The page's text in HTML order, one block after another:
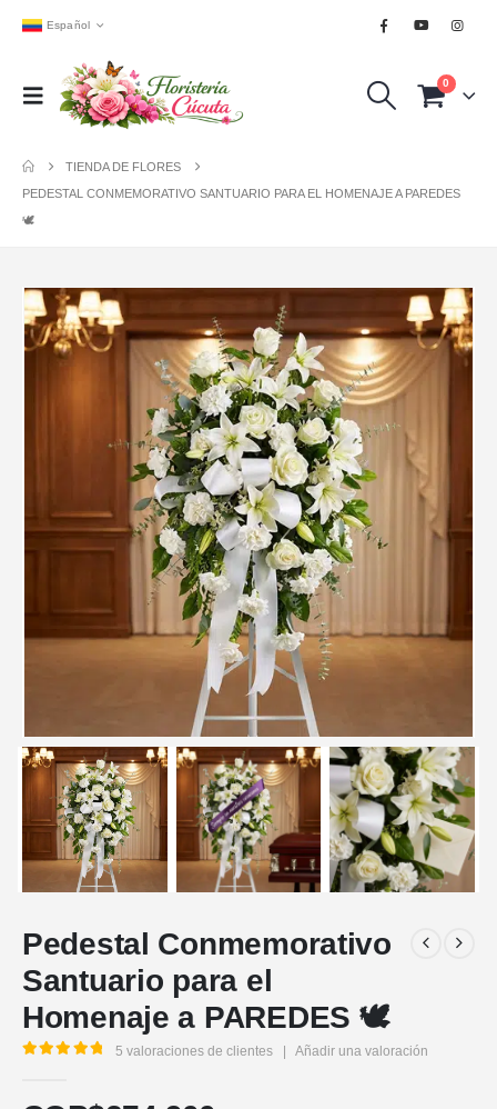
Español
0
TIENDA DE FLORES
PEDESTAL CONMEMORATIVO SANTUARIO PARA EL HOMENAJE A PAREDES
🕊️
Pedestal Conmemorativo
Santuario para el
Homenaje a PAREDES 🕊️
5 valoraciones de clientes | Añadir una valoración